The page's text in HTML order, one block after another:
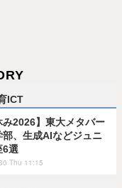
ICT
み2026】東大メタバー
部、生成AIなどジュニ
6選
Thu 11:15